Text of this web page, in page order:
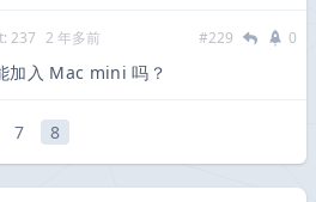
237 2 年多前 #229 0
加入 Mac mini 吗？
7 8